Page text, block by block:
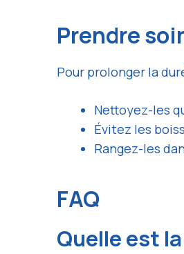
Prendre
Pour prolonger la
Nettoyez-les
Évitez les
Rangez-les
FAQ
Quelle est